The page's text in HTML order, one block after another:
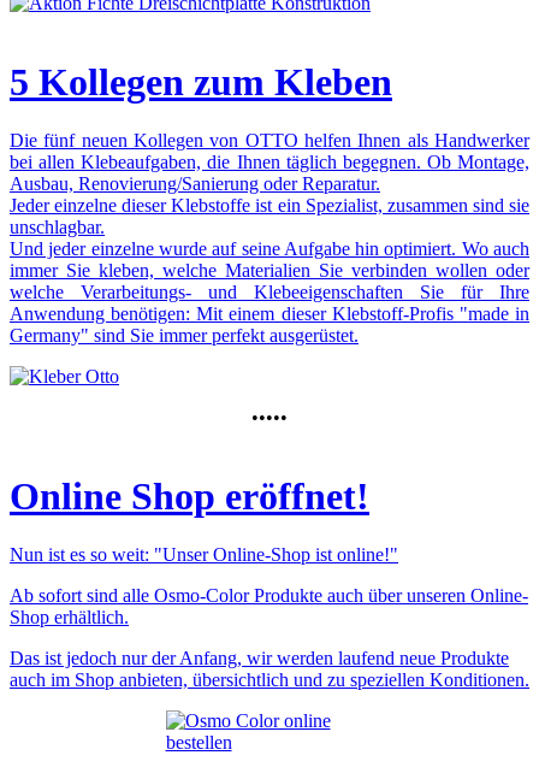
5 Kollegen zum Kleben
Die fünf neuen Kollegen von OTTO helfen Ihnen als Handwerker
bei allen Klebeaufgaben, die Ihnen täglich begegnen. Ob Montage,
Ausbau, Renovierung/Sanierung oder Reparatur.
Jeder einzelne dieser Klebstoffe ist ein Spezialist, zusammen sind sie
unschlagbar.
Und jeder einzelne wurde auf seine Aufgabe hin optimiert. Wo auch
immer Sie kleben, welche Materialien Sie verbinden wollen oder
welche Verarbeitungs- und Klebeeigenschaften Sie für Ihre
Anwendung benötigen: Mit einem dieser Klebstoff-Profis "made in
Germany" sind Sie immer perfekt ausgerüstet.
•••••
Online Shop eröffnet!
Nun ist es so weit: "Unser Online-Shop ist online!"
Ab sofort sind alle Osmo-Color Produkte auch über unseren Online-
Shop erhältlich.
Das ist jedoch nur der Anfang, wir werden laufend neue Produkte
auch im Shop anbieten, übersichtlich und zu speziellen Konditionen.